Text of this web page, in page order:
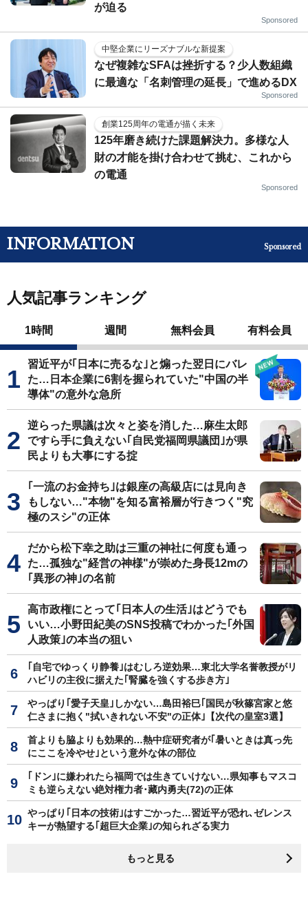
が迫る
Sponsored
中堅企業にリーズナブルな新提案
なぜ複雑なSFAは挫折する？少人数組織
に最適な「名刺管理の延長」で進めるDX
Sponsored
創業125周年の電通が描く未来
125年磨き続けた課題解決力。多様な人
財の才能を掛け合わせて挑む、これから
の電通
Sponsored
INFORMATION Sponsored
人気記事ランキング
1時間 週間 無料会員 有料会員
習近平が｢日本に売るな｣と煽った翌日にバレ
た…日本企業に6割を握られていた"中国の半
導体"の意外な急所
逆らった県議は次々と姿を消した…麻生太郎
ですら手に負えない｢自民党福岡県議団｣が県
民よりも大事にする掟
｢一流のお金持ち｣は銀座の高級店には見向き
もしない…"本物"を知る富裕層が行きつく"究
極のスシ"の正体
だから松下幸之助は三重の神社に何度も通っ
た…孤独な"経営の神様"が崇めた身長12mの
｢異形の神｣の名前
高市政権にとって｢日本人の生活｣はどうでも
いい…小野田紀美のSNS投稿でわかった｢外国
人政策｣の本当の狙い
｢自宅でゆっくり静養｣はむしろ逆効果…東北大学名誉教授がリ
ハビリの主役に据えた｢腎臓を強くする歩き方｣
やっぱり｢愛子天皇｣しかない…島田裕巳｢国民が秋篠宮家と悠
仁さまに抱く"拭いきれない不安"の正体｣【次代の皇室3選】
首よりも脇よりも効果的…熱中症研究者が｢暑いときは真っ先
にここを冷やせ｣という意外な体の部位
｢ドン｣に嫌われたら福岡では生きていけない…県知事もマスコ
ミも逆らえない絶対権力者･藏内勇夫(72)の正体
やっぱり｢日本の技術｣はすごかった…習近平が恐れ､ゼレンス
キーが熱望する｢超巨大企業｣の知られざる実力
もっと見る